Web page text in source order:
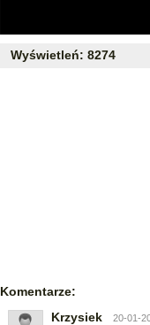
Wyświetleń: 8274
Komentarze:
Krzysiek
20-01-